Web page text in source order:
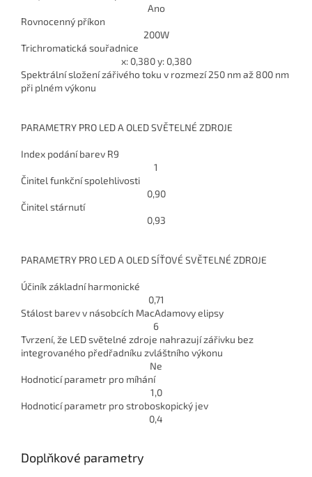
Ano
Rovnocenný příkon
200W
Trichromatická souřadnice
x: 0,380 y: 0,380
Spektrální složení zářivého toku v rozmezí 250 nm až 800 nm
při plném výkonu
PARAMETRY PRO LED A OLED SVĚTELNÉ ZDROJE
Index podání barev R9
1
Činitel funkční spolehlivosti
0,90
Činitel stárnutí
0,93
PARAMETRY PRO LED A OLED SÍŤOVÉ SVĚTELNÉ ZDROJE
Účiník základní harmonické
0,71
Stálost barev v násobcích MacAdamovy elipsy
6
Tvrzení, že LED světelné zdroje nahrazují zářivku bez
integrovaného předřadníku zvláštního výkonu
Ne
Hodnoticí parametr pro míhání
1,0
Hodnoticí parametr pro stroboskopický jev
0,4
Doplňkové parametry